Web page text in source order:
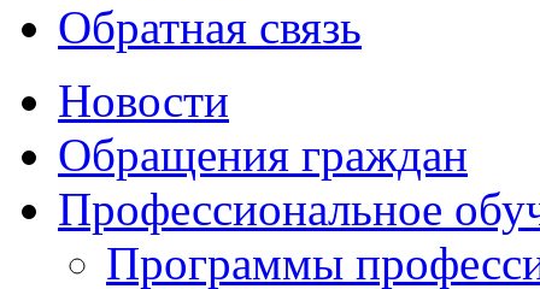
Обратная связь
Новости
Обращения граждан
Профессиональное
Программы